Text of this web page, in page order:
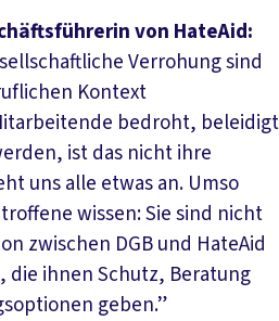
von HateAid:
Verrohung sind
Kontext
bedroht, beleidigt
ist das nicht ihre
uns alle etwas an. Umso
wissen: Sie sind nicht
zwischen DGB und HateAid
ihnen Schutz, Beratung
geben.”